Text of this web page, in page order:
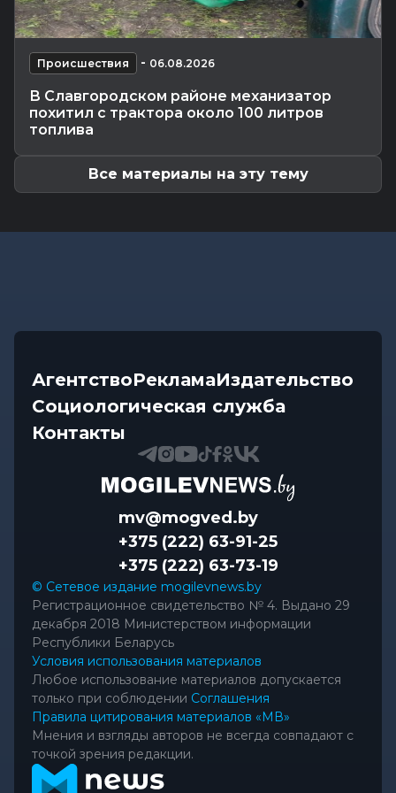
В Бобруйске с карты пенсионерки почти 800
рублей «ушли» в...
Общество -06.08.2026 09:35
провели мастер-класс для...
06.08.2026 09:35
Происшествия - 06.08.2026
В Славгородском районе механизатор
похитил с трактора около 100 литров
топлива
Все материалы на эту тему
АгентствоРекламаИздательство
Социологическая служба
Контакты
mv@mogved.by
+375 (222) 63-91-25
+375 (222) 63-73-19
© Сетевое издание mogilevnews.by
Регистрационное свидетельство № 4. Выдано 29
декабря 2018 Министерством информации
Республики Беларусь
Условия использования материалов
Любое использование материалов допускается
только при соблюдении Соглашения
Правила цитирования материалов «МВ»
Мнения и взгляды авторов не всегда совпадают с
точкой зрения редакции.